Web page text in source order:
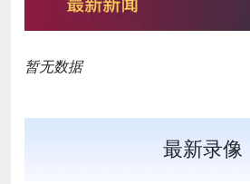
暂无数据
最新录像